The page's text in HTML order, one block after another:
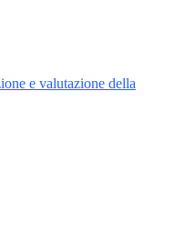
e valutazione della